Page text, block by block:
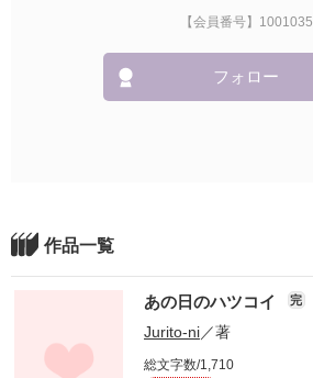
【会員番号】1001035
フォロー
作品一覧
あの日のハツコイ 完
Jurito-ni／著
総文字数/1,710